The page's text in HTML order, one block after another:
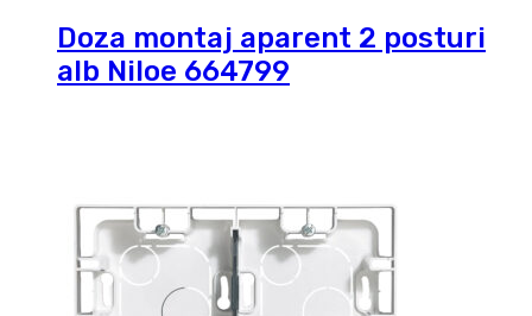
Doza montaj aparent 2 posturi
alb Niloe 664799